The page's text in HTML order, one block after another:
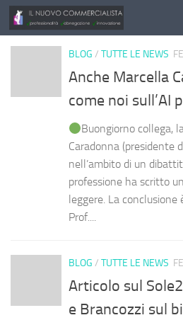
Salta al contenuto
BLOG / TUTTE LE NEWS
Anche Marcella
come noi sull’AI
Buongiorno collega,
Caradonna (presidente
nell’ambito di un
professione ha scritto
leggere. La
Prof....
BLOG / TUTTE LE NEWS
Articolo sul
e Brancozzi sul